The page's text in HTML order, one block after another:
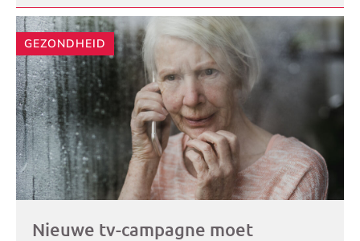
GEZONDHEID
Nieuwe tv-campagne moet